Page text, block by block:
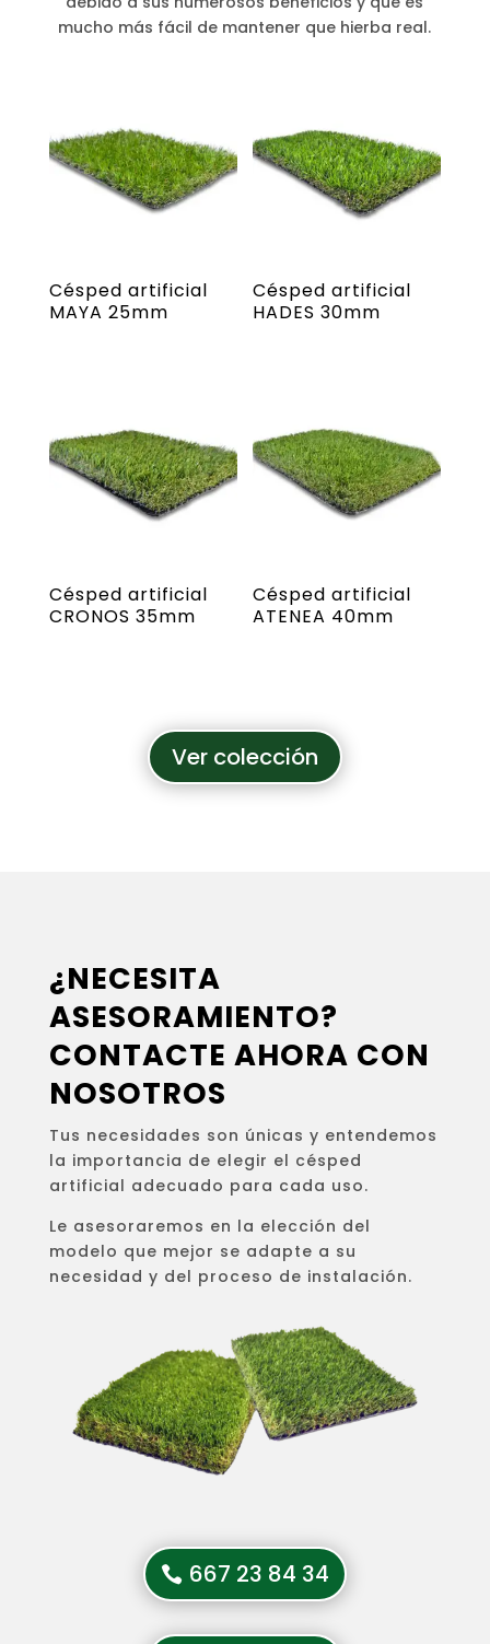
mucho más fácil de mantener que hierba real.
Césped artificial
MAYA 25mm
Césped artificial
HADES 30mm
Césped artificial
CRONOS 35mm
Césped artificial
ATENEA 40mm
Ver colección
¿NECESITA
ASESORAMIENTO?
CONTACTE AHORA CON
NOSOTROS
Tus necesidades son únicas y entendemos
la importancia de elegir el césped
artificial adecuado para cada uso.
Le asesoraremos en la elección del
modelo que mejor se adapte a su
necesidad y del proceso de instalación.
667 23 84 34